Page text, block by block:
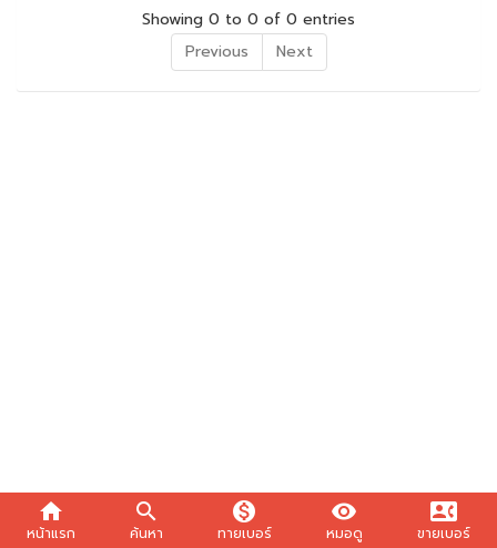
home
หน้าแรก
search
ค้นหา
monetization_on
ทายเบอร์
visibility
หมอดู
contact_phone
ขายเบอร์
Showing 0 to 0 of 0 entries
Previous
Next